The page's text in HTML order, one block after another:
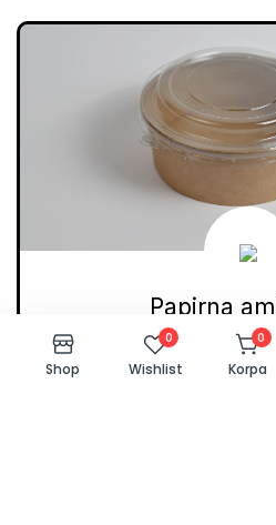
Papirna
Kartonske kutije i tanjirići,
kese,
Shop
0
Wishlist
0
Korpa